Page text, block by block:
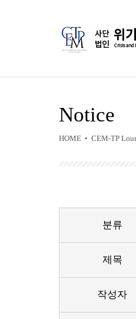
Notice
HOME • CEM-TP
분류
제목
작성자